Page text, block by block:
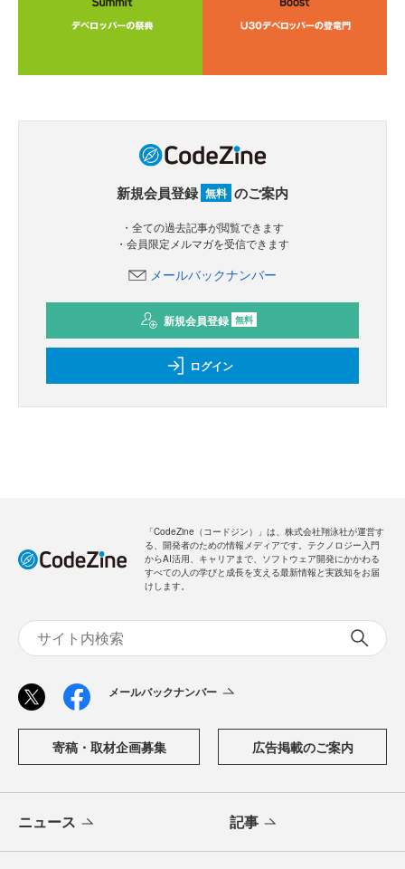
新規会員登録 無料 のご案内
・全ての過去記事が閲覧できます
・会員限定メルマガを受信できます
メールバックナンバー
新規会員登録 無料
ログイン
「CodeZine（コードジン）」は、株式会社翔泳社が運営す
る、開発者のための情報メディアです。テクノロジー入門
からAI活用、キャリアまで、ソフトウェア開発にかかわる
すべての人の学びと成長を支える最新情報と実践知をお届
けします。
メールバックナンバー
寄稿・取材企画募集 広告掲載のご案内
ニュース 記事